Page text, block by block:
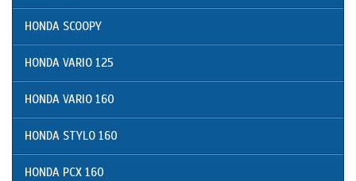
HONDA SCOOPY
HONDA VARIO 125
HONDA VARIO 160
HONDA STYLO 160
HONDA PCX 160